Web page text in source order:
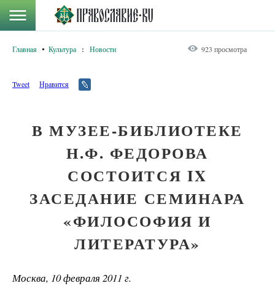
Главная Культура : Новости 923 просмотра
Tweet Нравится
В МУЗЕЕ-БИБЛИОТЕКЕ
Н.Ф. ФЕДОРОВА
СОСТОИТСЯ IX
ЗАСЕДАНИЕ СЕМИНАРА
«ФИЛОСОФИЯ И
ЛИТЕРАТУРА»
Москва, 10 февраля 2011 г.